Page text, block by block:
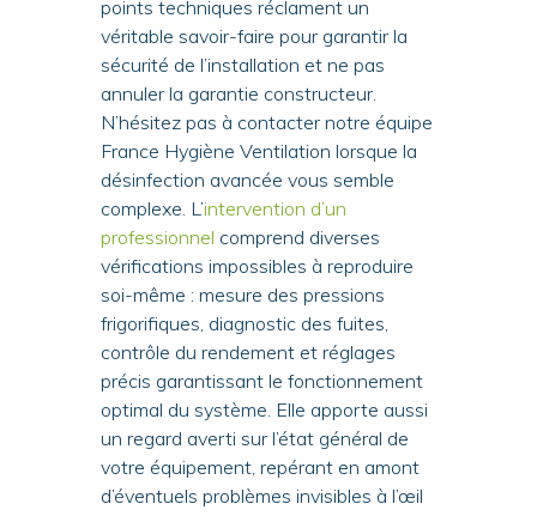
points techniques réclament un
véritable savoir-faire pour garantir la
sécurité de l’installation et ne pas
annuler la garantie constructeur.
N’hésitez pas à contacter notre équipe
France Hygiène Ventilation lorsque la
désinfection avancée vous semble
complexe. L’intervention d’un
professionnel comprend diverses
vérifications impossibles à reproduire
soi-même : mesure des pressions
frigorifiques, diagnostic des fuites,
contrôle du rendement et réglages
précis garantissant le fonctionnement
optimal du système. Elle apporte aussi
un regard averti sur l’état général de
votre équipement, repérant en amont
d’éventuels problèmes invisibles à l’œil